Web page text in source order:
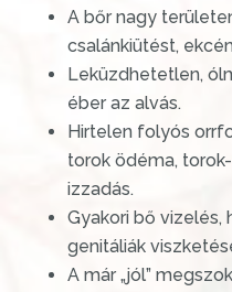
A bőr nagy
csalánkiütést,
Leküzdhetetlen,
éber az alvás.
Hirtelen folyós
torok ödéma,
izzadás.
Gyakori bő vizelés,
genitáliák
A már „jól”